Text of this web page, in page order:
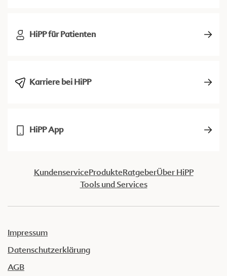
HiPP für Patienten
Karriere bei HiPP
HiPP App
KundenserviceProdukteRatgeberÜber HiPP
Tools und Services
Impressum
Datenschutzerklärung
AGB